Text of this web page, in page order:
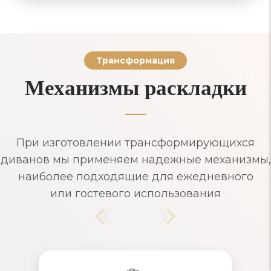
Трансформация
Механизмы раскладки
При изготовлении трансформирующихся
диванов мы применяем надежные механизмы,
наиболее подходящие для ежедневного
или гостевого использования